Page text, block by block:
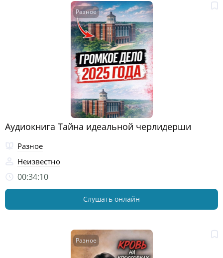
Разное
Аудиокнига Тайна идеальной черлидерши
Разное
Неизвестно
00:34:10
Слушать онлайн
Разное